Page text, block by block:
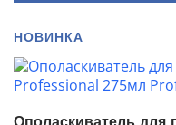
НОВИНКА